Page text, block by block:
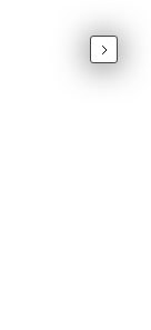
Next